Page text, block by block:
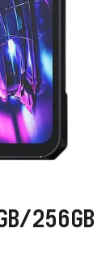
256GB